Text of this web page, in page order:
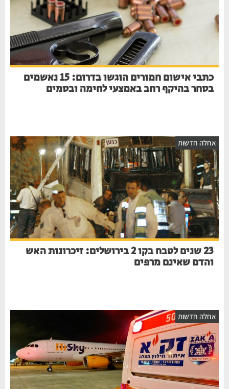
כתבי אישום חמורים הוגשו בדרום: 15 נאשמים
בסחר בהיקף רחב באמצעי לחימה ובסמים
חדשות
23 שנים לטבח בקו 2 בירושלים: זיכרונות האש
והדם שאינם מרפים
חדשות